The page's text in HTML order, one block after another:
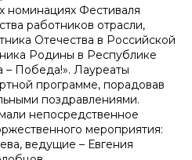
номинациях Фестиваля
работников отрасли,
Отечества в Российской
Родины в Республике
– Победа!». Лауреаты
программе, порадовав
поздравлениями.
непосредственное
мероприятия:
ведущие – Евгения